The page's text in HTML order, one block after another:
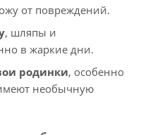
от повреждений.
, шляпы и
в жаркие дни.
родинки, особенно
необычную